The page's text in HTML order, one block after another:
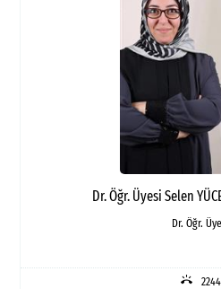
Dr. Öğr. Üyesi Selen
Dr. Öğr.
ring_volume 2244